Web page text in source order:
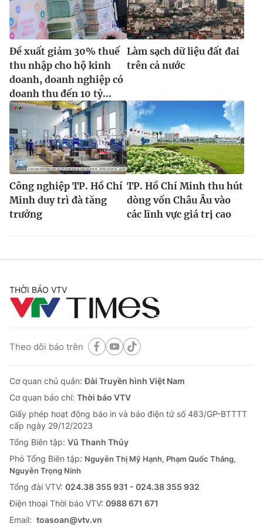
Đề xuất giảm 30% thuế
thu nhập cho hộ kinh
doanh, doanh nghiệp có
doanh thu đến 10 tỷ...
Làm sạch dữ liệu đất đai
trên cả nước
Công nghiệp TP. Hồ Chí
Minh duy trì đà tăng
trưởng
TP. Hồ Chí Minh thu hút
dòng vốn Châu Âu vào
các lĩnh vực giá trị cao
THỜI BÁO VTV
Theo dõi báo trên
Cơ quan chủ quản:Đài Truyền hình Việt Nam
Cơ quan báo chí: Thời báo VTV
Giấy phép hoạt động báo in và báo điện tử số 483/GP-BTTTT
cấp ngày 29/12/2023
Tổng Biên tập: Vũ Thanh Thủy
Phó Tổng Biên tập: Nguyễn Thị Mỹ Hạnh, Phạm Quốc Thắng,
Nguyễn Trọng Ninh
Tổng đài VTV: 024.38 355 931 - 024.38 355 932
Ðiện thoại Thời báo VTV: 0988 671 671
Email: toasoan@vtv.vn